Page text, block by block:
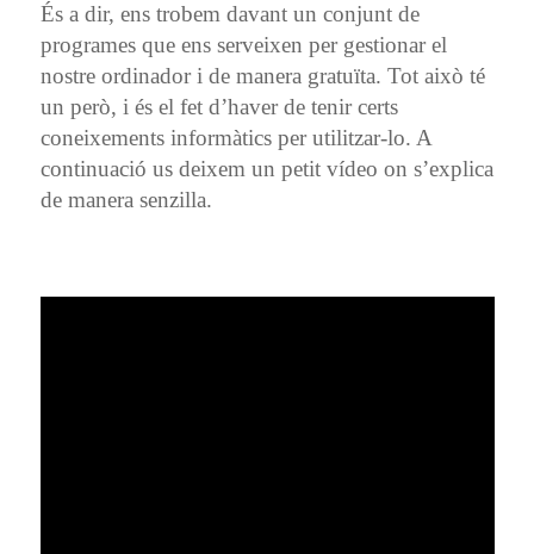
És a dir, ens trobem davant un conjunt de
programes que ens serveixen per gestionar el
nostre ordinador i de manera gratuïta. Tot això té
un però, i és el fet d’haver de tenir certs
coneixements informàtics per utilitzar-lo. A
continuació us deixem un petit vídeo on s’explica
de manera senzilla.